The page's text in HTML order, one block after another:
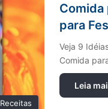
Receitas
Comida
para
Veja 9
Comida
Leia